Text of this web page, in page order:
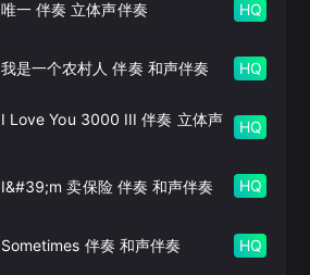
唯一 伴奏 立体声伴奏 HQ
我是一个农村人 伴奏 和声伴奏 HQ
I Love You 3000 III 伴奏 立体声
HQ
I&#39;m 卖保险 伴奏 和声伴奏 HQ
Sometimes 伴奏 和声伴奏 HQ